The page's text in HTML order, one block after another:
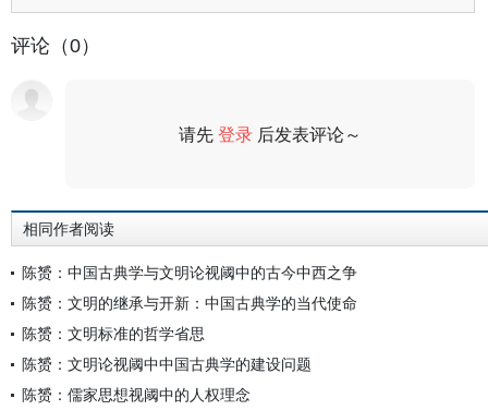
评论（0）
请先登录 后发表评论～
相同作者阅读
陈赟：中国古典学与文明论视阈中的古今中西之争
陈赟：文明的继承与开新：中国古典学的当代使命
陈赟：文明标准的哲学省思
陈赟：文明论视阈中中国古典学的建设问题
陈赟：儒家思想视阈中的人权理念